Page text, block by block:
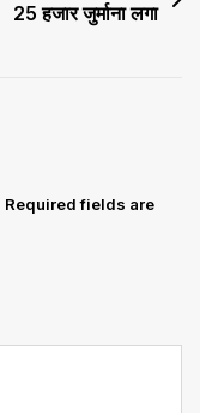
25 हजार जुर्माना लगा
Required fields are